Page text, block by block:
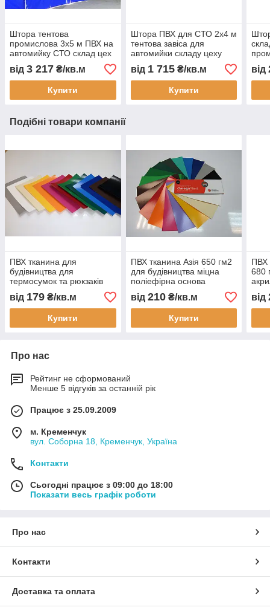
Штора тентова
промислова 3х5 м ПВХ на
автомийку СТО склад цех
перегородка
водонепроникна під
замовлення швидке
виготовлення
від 3 217 ₴/кв.м
Купити
Штора ПВХ для СТО 2x4 м
тентова завіса для
автомийки складу цеху
захисна ПВХ штора від
пилу вологи тепла з
монтажем Тент Строй
від 1 715₴/кв.м
Купити
ПВХ
від
Подібні товари компанії
ПВХ тканина для
будівництва для
термосумок та рюкзаків
тентова 650 г м2
водостійка універсальна
від 179 ₴/кв.м
Купити
ПВХ тканина Азія 650 гм2
для будівництва міцна
поліефірна основа
стійка морозостійка для
тентів
від 210₴/кв.м
Купити
ПВХ
680
від
Про нас
Рейтинг не сформований
Менше 5 відгуків за останній рік
Працює з 25.09.2009
м. Кременчук
вул. Соборна 18, Кременчук, Україна
Контакти
Сьогодні працює з 09:00 до 18:00
Показати весь графік роботи
Про нас
Контакти
Доставка та оплата